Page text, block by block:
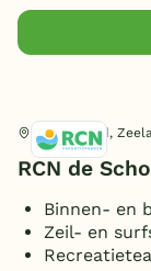
Kamperland,
RCN de
Binnen- en
Zeil- en